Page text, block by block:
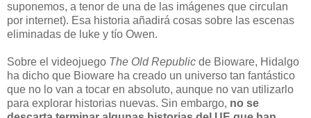
suponemos, a tenor de una de las imágenes que circulan
por internet). Esa historia añadirá cosas sobre las escenas
eliminadas de luke y tío Owen.
Sobre el videojuego The Old Republic de Bioware, Hidalgo
ha dicho que Bioware ha creado un universo tan fantástico
que no lo van a tocar en absoluto, aunque no van utilizarlo
para explorar historias nuevas. Sin embargo, no se